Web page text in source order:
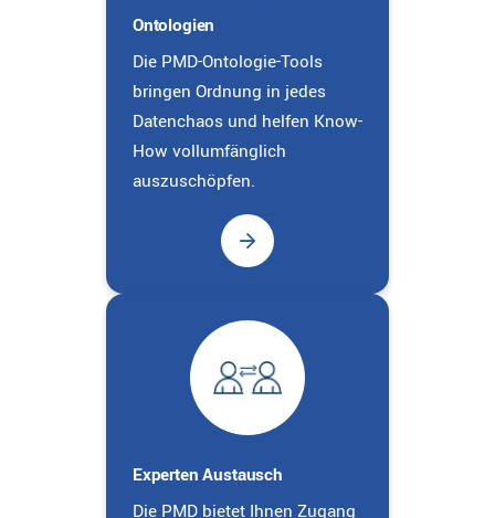
Ontologien
Die PMD-Ontologie-Tools
bringen Ordnung in jedes
Datenchaos und helfen Know-
How vollumfänglich
auszuschöpfen.
Experten Austausch
Die PMD bietet Ihnen Zugang